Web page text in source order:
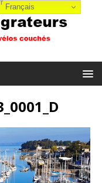
Français